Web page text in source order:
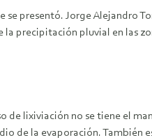
presentó. Jorge Alejandro
la precipitación pluvial en las
de lixiviación no se tiene el
de la evaporación. También